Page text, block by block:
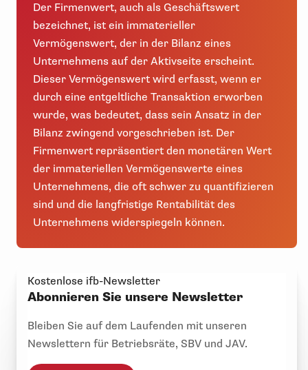
Der Firmenwert, auch als Geschäftswert
bezeichnet, ist ein immaterieller
Vermögenswert, der in der Bilanz eines
Unternehmens auf der Aktivseite erscheint.
Dieser Vermögenswert wird erfasst, wenn er
durch eine entgeltliche Transaktion erworben
wurde, was bedeutet, dass sein Ansatz in der
Bilanz zwingend vorgeschrieben ist. Der
Firmenwert repräsentiert den monetären Wert
der immateriellen Vermögenswerte eines
Unternehmens, die oft schwer zu quantifizieren
sind und die langfristige Rentabilität des
Unternehmens widerspiegeln können.
Kostenlose ifb-Newsletter
Abonnieren Sie unsere Newsletter
Bleiben Sie auf dem Laufenden mit unseren
Newslettern für Betriebsräte, SBV und JAV.